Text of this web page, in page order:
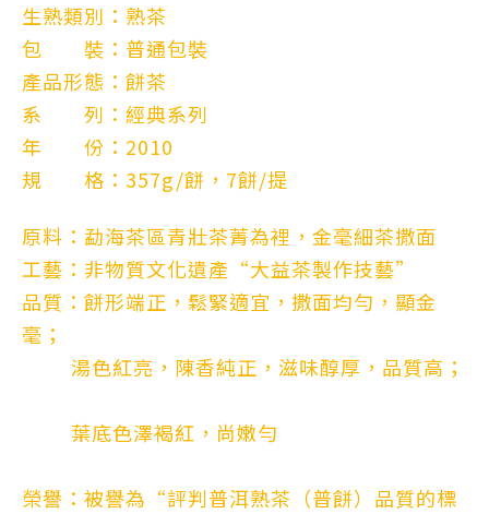
生熟類別：熟茶
包 裝：普通包裝
產品形態：餅茶
系 列：經典系列
年 份：2010
規 格：357g/餅，7餅/提
原料：勐海茶區青壯茶菁為裡，金毫細茶撒面
工藝：非物質文化遺產“大益茶製作技藝”
品質：餅形端正，鬆緊適宜，撒面均勻，顯金
毫；
湯色紅亮，陳香純正，滋味醇厚，品質高；
葉底色澤褐紅，尚嫩勻
榮譽：被譽為“評判普洱熟茶（普餅）品質的標